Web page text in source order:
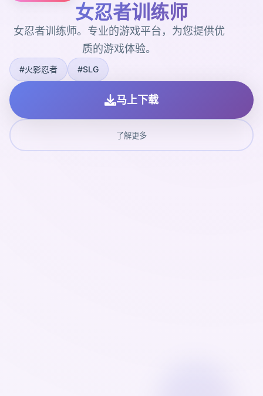
女忍者训练师
女忍者训练师。专业的游戏平台，为您提供优
质的游戏体验。
#火影忍者 #SLG
马上下载
了解更多